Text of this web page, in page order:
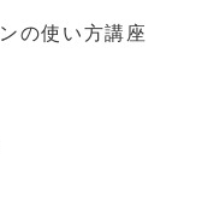
ンの使い方講座